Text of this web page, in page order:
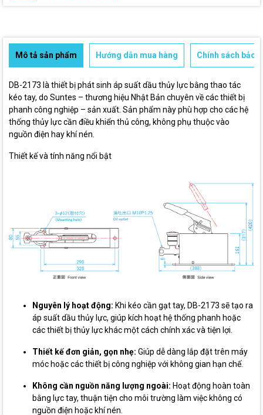
Mô tả sản phẩm Hướng dẫn mua hàng Chính sách bảo
DB-2173 là thiết bị phát sinh áp suất dầu thủy lực bằng thao tác
kéo tay, do Suntes – thương hiệu Nhật Bản chuyên về các thiết bị
phanh công nghiệp – sản xuất. Sản phẩm này phù hợp cho các hệ
thống thủy lực cần điều khiển thủ công, không phụ thuộc vào
nguồn điện hay khí nén.
Thiết kế và tính năng nổi bật
Nguyên lý hoạt động: Khi kéo cần gạt tay, DB-2173 sẽ tạo ra
áp suất dầu thủy lực, giúp kích hoạt hệ thống phanh hoặc
các thiết bị thủy lực khác một cách chính xác và tiện lợi.
Thiết kế đơn giản, gọn nhẹ: Giúp dễ dàng lắp đặt trên máy
móc hoặc các thiết bị công nghiệp với không gian hạn chế.
Không cần nguồn năng lượng ngoài: Hoạt động hoàn toàn
bằng lực tay, thuận tiện cho môi trường làm việc không có
nguồn điện hoặc khí nén.